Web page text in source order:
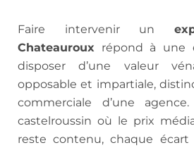
Faire intervenir un
Chateauroux répond à une
disposer d’une valeur
opposable et impartiale,
commerciale d’une
castelroussin où le prix
reste contenu, chaque écart